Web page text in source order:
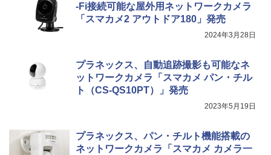
-Fi接続可能な屋外用ネットワークカメラ
「スマカメ2 アウトドア180」発売
2024年3月28日
プラネックス、自動追跡撮影も可能なネ
ットワークカメラ「スマカメ パン・チル
ト（CS-QS10PT）」発売
2023年5月19日
プラネックス、パン・チルト機能搭載の
ネットワークカメラ「スマカメ カメラ一